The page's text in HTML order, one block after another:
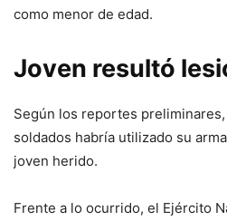
como menor de edad.
Joven resultó
Según los reportes
soldados habría utilizado su
joven herido.
Frente a lo ocurrido, el Ejército